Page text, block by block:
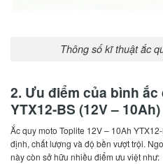
Thông số kĩ thuật ắc
2. Ưu điểm của bình
YTX12-BS (12V – 10Ah)
Ắc quy moto Toplite 12V – 10Ah
định, chất lượng và độ bền vượt trội.
này còn sở hữu nhiều điểm ưu việt như: